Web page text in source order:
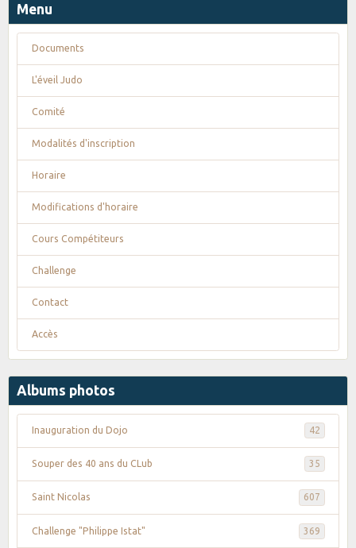
Menu
Documents
L'éveil Judo
Comité
Modalités d'inscription
Horaire
Modifications d'horaire
Cours Compétiteurs
Challenge
Contact
Accès
Albums photos
Inauguration du Dojo 42
Souper des 40 ans du CLub 35
Saint Nicolas 607
Challenge "Philippe Istat" 369